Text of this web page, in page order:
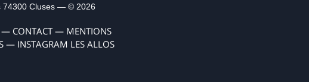
74300 Cluses — © 2026
— CONTACT— MENTIONS
— INSTAGRAM LES ALLOS